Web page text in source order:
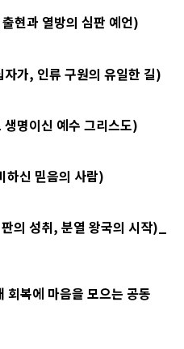
현과 열방의 심판 예언)
가, 인류 구원의 유일한 길)
명이신 예수 그리스도)
하신 믿음의 사람)
의 성취, 분열 왕국의 시작)_
복에 마음을 모으는 공동